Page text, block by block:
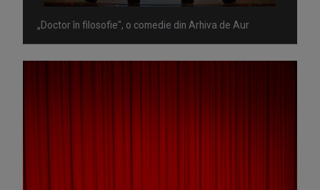
„Doctor în filosofie", o comedie din Arhiva de Aur